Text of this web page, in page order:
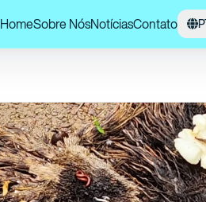
HomeSobre NósNotíciasContato